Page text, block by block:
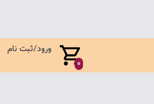
0
ورود/ثبت نام